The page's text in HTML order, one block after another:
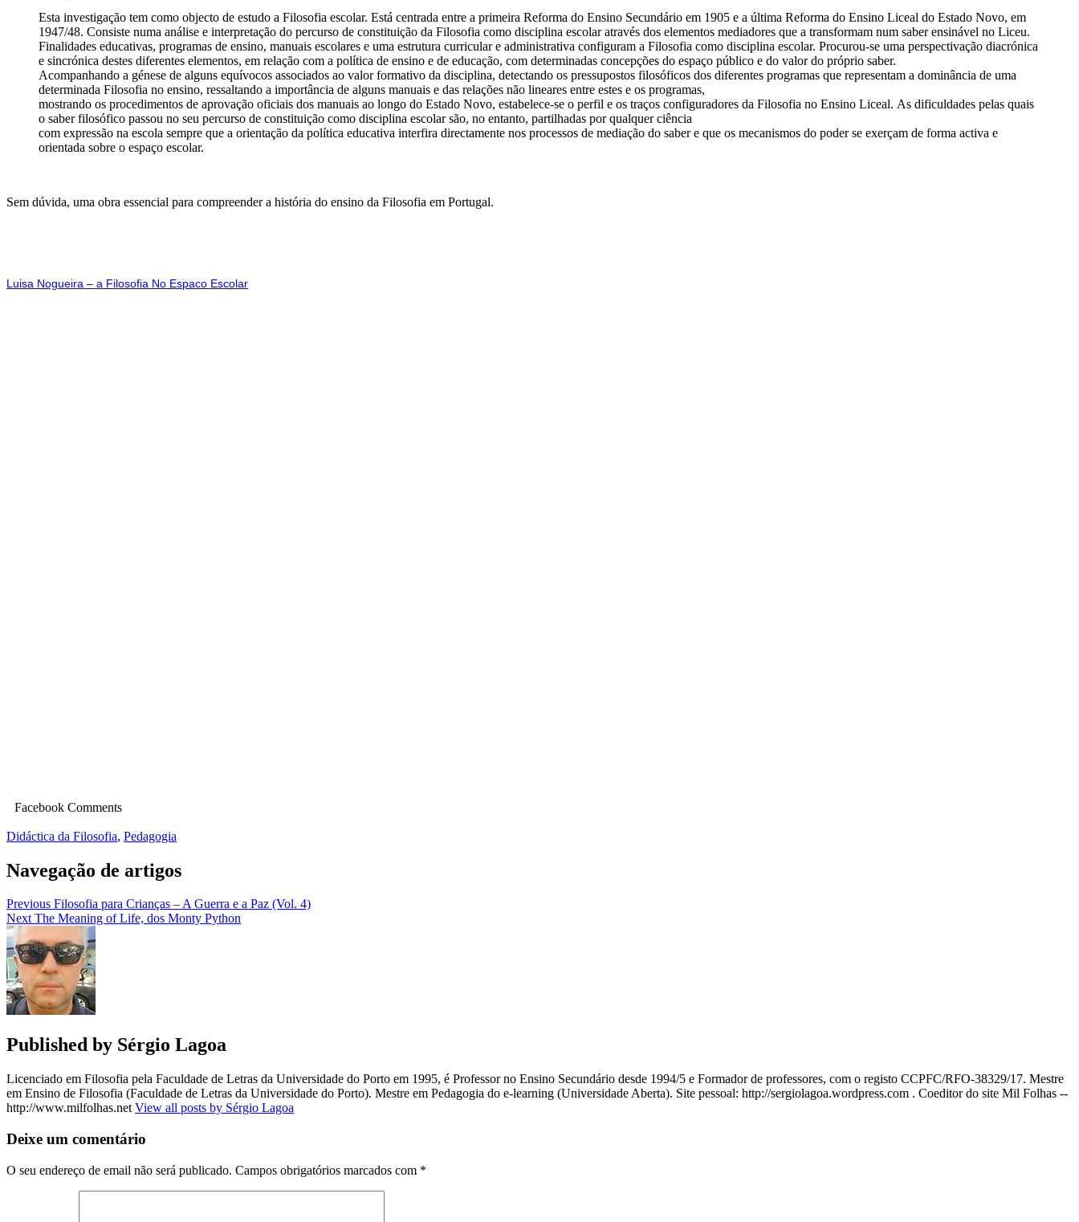
Esta investigação tem como objecto de estudo a Filosofia escolar. Está centrada entre a primeira Reforma do Ensino Secundário em 1905 e a última Reforma do Ensino Liceal do Estado Novo, em
1947/48. Consiste numa análise e interpretação do percurso de constituição da Filosofia como disciplina escolar através dos elementos mediadores que a transformam num saber ensinável no Liceu.
Finalidades educativas, programas de ensino, manuais escolares e uma estrutura curricular e administrativa configuram a Filosofia como disciplina escolar. Procurou-se uma perspectivação diacrónica
e sincrónica destes diferentes elementos, em relação com a política de ensino e de educação, com determinadas concepções do espaço público e do valor do próprio saber.
Acompanhando a génese de alguns equívocos associados ao valor formativo da disciplina, detectando os pressupostos filosóficos dos diferentes programas que representam a dominância de uma
determinada Filosofia no ensino, ressaltando a importância de alguns manuais e das relações não lineares entre estes e os programas,
mostrando os procedimentos de aprovação oficiais dos manuais ao longo do Estado Novo, estabelece-se o perfil e os traços configuradores da Filosofia no Ensino Liceal. As dificuldades pelas quais
o saber filosófico passou no seu percurso de constituição como disciplina escolar são, no entanto, partilhadas por qualquer ciência
com expressão na escola sempre que a orientação da política educativa interfira directamente nos processos de mediação do saber e que os mecanismos do poder se exerçam de forma activa e
orientada sobre o espaço escolar.
Sem dúvida, uma obra essencial para compreender a história do ensino da Filosofia em Portugal.
Luisa Nogueira – a Filosofia No Espaco Escolar
Facebook Comments
Didáctica da Filosofia, Pedagogia
Navegação de artigos
Previous Filosofia para Crianças – A Guerra e a Paz (Vol. 4)
Next The Meaning of Life, dos Monty Python
Published by Sérgio Lagoa
Licenciado em Filosofia pela Faculdade de Letras da Universidade do Porto em 1995, é Professor no Ensino Secundário desde 1994/5 e Formador de professores, com o registo CCPFC/RFO-38329/17. Mestre
em Ensino de Filosofia (Faculdade de Letras da Universidade do Porto). Mestre em Pedagogia do e-learning (Universidade Aberta). Site pessoal: http://sergiolagoa.wordpress.com . Coeditor do site Mil Folhas --
http://www.milfolhas.net View all posts by Sérgio Lagoa
Deixe um comentário
O seu endereço de email não será publicado. Campos obrigatórios marcados com *